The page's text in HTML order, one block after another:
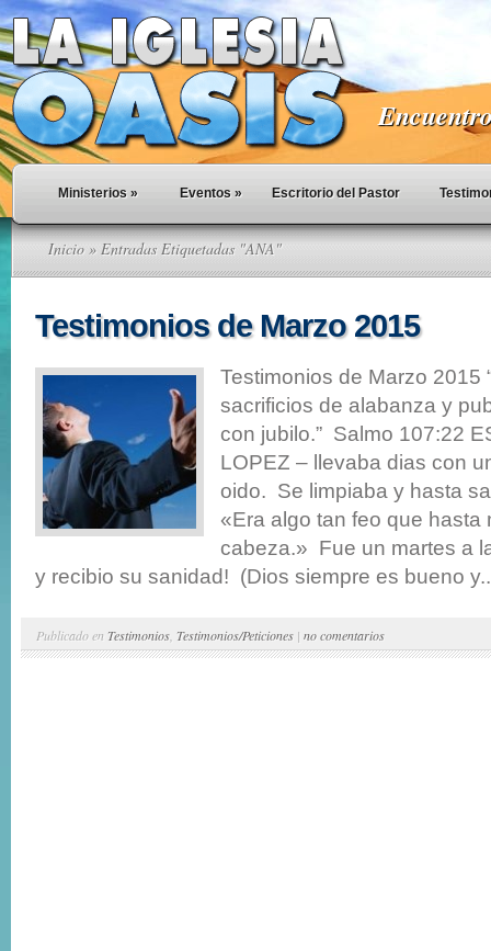
Ministerios » Eventos » Escritorio del Pastor
Inicio » Entradas Etiquetadas "ANA"
Testimonios de Marzo 2015
Testimonios de Marzo 2015
sacrificios de alabanza y
con jubilo.” Salmo 107:22
LOPEZ – llevaba dias con
oido. Se limpiaba y hasta
«Era algo tan feo que hasta
cabeza.» Fue un martes a
y recibio su sanidad! (Dios siempre es bueno
Publicado en Testimonios Testimonios/Peticiones | no comentarios